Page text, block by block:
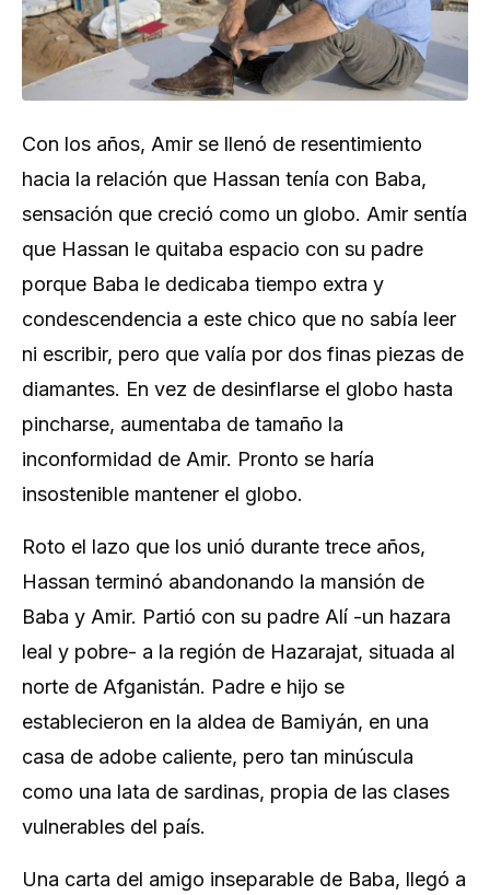
Con los años, Amir se llenó de resentimiento
hacia la relación que Hassan tenía con Baba,
sensación que creció como un globo. Amir sentía
que Hassan le quitaba espacio con su padre
porque Baba le dedicaba tiempo extra y
condescendencia a este chico que no sabía leer
ni escribir, pero que valía por dos finas piezas de
diamantes. En vez de desinflarse el globo hasta
pincharse, aumentaba de tamaño la
inconformidad de Amir. Pronto se haría
insostenible mantener el globo.
Roto el lazo que los unió durante trece años,
Hassan terminó abandonando la mansión de
Baba y Amir. Partió con su padre Alí -un hazara
leal y pobre- a la región de Hazarajat, situada al
norte de Afganistán. Padre e hijo se
establecieron en la aldea de Bamiyán, en una
casa de adobe caliente, pero tan minúscula
como una lata de sardinas, propia de las clases
vulnerables del país.
Una carta del amigo inseparable de Baba, llegó a